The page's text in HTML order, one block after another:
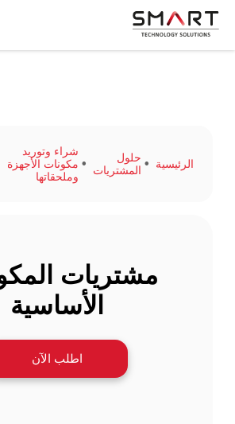
الرئيسية
حلول
المشتريات
شراء وتوريد
مكونات الأجهزة
وملحقاتها
مشتريات
الأساسية
اطلب الآن